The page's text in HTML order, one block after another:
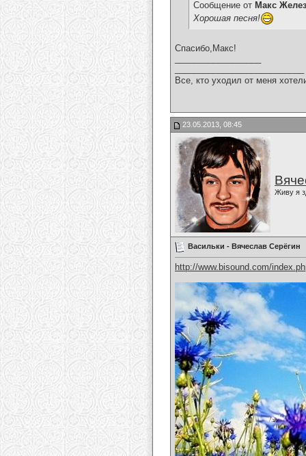
Сообщение от Макс
Хорошая песня!
Спасибо,Макс!
Все, кто уходил от меня
23.05.2013, 08:45
Живу я
Васильки - Вячеслав Серёгин
http://www.bisound.com/